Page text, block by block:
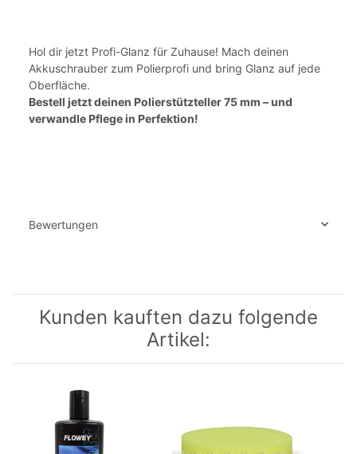
Hol dir jetzt Profi-Glanz für Zuhause! Mach deinen
Akkuschrauber zum Polierprofi und bring Glanz auf jede
Oberfläche.
Bestell jetzt deinen Polierstützteller 75 mm – und
verwandle Pflege in Perfektion!
Bewertungen
Kunden kauften dazu folgende
Artikel: